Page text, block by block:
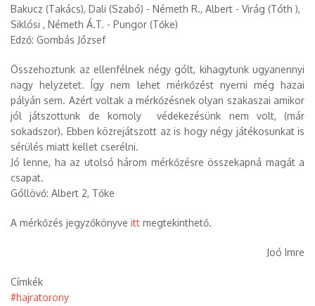
Bakucz (Takács), Dali (Szabó) - Németh R., Albert - Virág (Tóth ),
Siklósi , Németh Á.T. - Pungor (Tőke)
Edző: Gombás József
Összehoztunk az ellenfélnek négy gólt, kihagytunk ugyanennyi
nagy helyzetet. Így nem lehet mérkőzést nyerni még hazai
pályán sem. Azért voltak a mérkőzésnek olyan szakaszai amikor
jól játszottunk de komoly védekezésünk nem volt, (már
sokadszor). Ebben közrejátszott az is hogy négy játékosunkat is
sérülés miatt kellet cserélni.
Jó lenne, ha az utolsó három mérkőzésre összekapná magát a
csapat.
Góllövő: Albert 2, Tőke
A mérkőzés jegyzőkönyve itt megtekinthető.
Joó Imre
Címkék
#hajratorony